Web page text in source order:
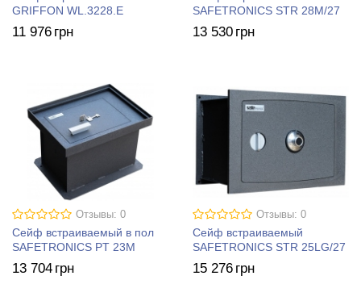
GRIFFON WL.3228.E
11 976 грн
SAFETRONICS STR 28M/27
13 530 грн
Отзывы: 0
Сейф встраиваемый в пол
SAFETRONICS PT 23M
13 704 грн
Отзывы: 0
Сейф встраиваемый
SAFETRONICS STR 25LG/27
15 276 грн